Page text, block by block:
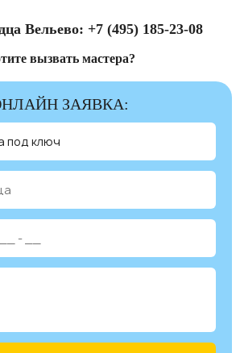
Вельево: +7 (495) 185-23-08
вызвать мастера?
ЗАЯВКА: